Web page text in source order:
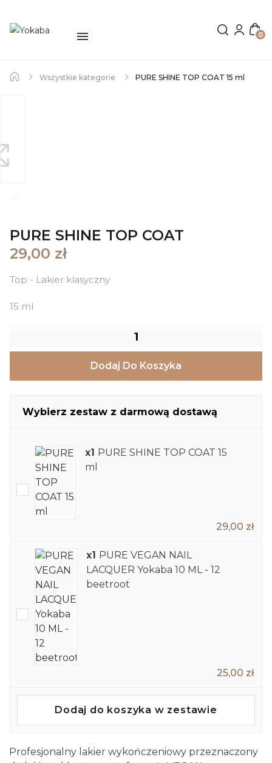
0
Wszystkie kategorie PURE SHINE TOP COAT 15 ml
Profesjonalny lakier wykończeniowy przeznaczony
PURE SHINE TOP COAT
29,00 zł
Top - Lakier klasyczny
15 ml
Dodaj Do Koszyka
Wybierz zestaw z darmową dostawą
x1 PURE SHINE TOP COAT 15
ml
29,00 zł
x1 PURE VEGAN NAIL
LACQUER Yokaba 10 ML - 12
beetroot
25,00 zł
Dodaj do koszyka w zestawie